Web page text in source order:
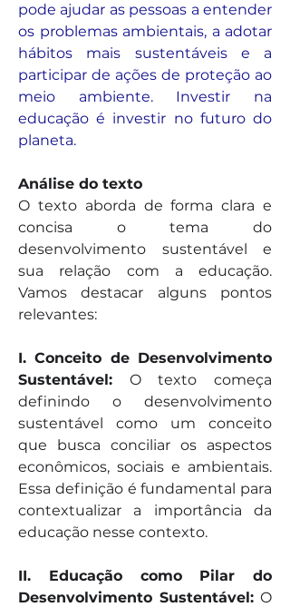
pode ajudar as pessoas a entender
os problemas ambientais, a adotar
hábitos mais sustentáveis e a
participar de ações de proteção ao
meio ambiente. Investir na
educação é investir no futuro do
planeta.
Análise do texto
O texto aborda de forma clara e
concisa o tema do
desenvolvimento sustentável e
sua relação com a educação.
Vamos destacar alguns pontos
relevantes:
I. Conceito de Desenvolvimento
Sustentável: O texto começa
definindo o desenvolvimento
sustentável como um conceito
que busca conciliar os aspectos
econômicos, sociais e ambientais.
Essa definição é fundamental para
contextualizar a importância da
educação nesse contexto.
II. Educação como Pilar do
Desenvolvimento Sustentável: O